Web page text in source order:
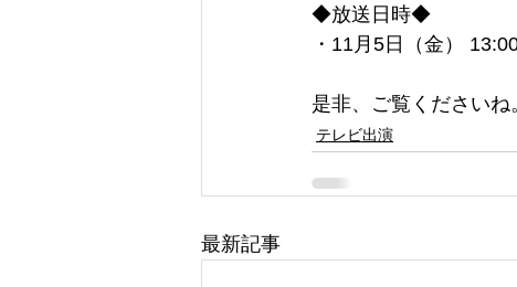
◆放送日時◆
・11月5日（金）
是非、ご覧くださいね
テレビ出演
最新記事